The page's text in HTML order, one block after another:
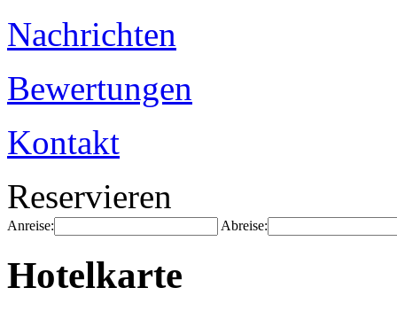
Nachrichten
Bewertungen
Kontakt
Reservieren
Anreise: Abreise:
Hotelkarte